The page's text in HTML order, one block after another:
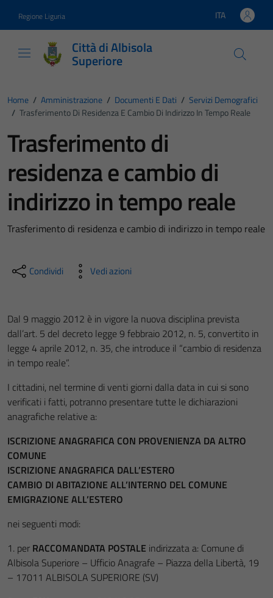
Regione Liguria Lingua attiva:
ITA
Città di Albisola
Superiore
Home / Amministrazione / Documenti E Dati / Servizi Demografici
/ Trasferimento Di Residenza E Cambio Di Indirizzo In Tempo Reale
Trasferimento di
residenza e cambio di
indirizzo in tempo reale
Trasferimento di residenza e cambio di indirizzo in tempo reale
Condividi Vedi azioni
Dal 9 maggio 2012 è in vigore la nuova disciplina prevista
dall’art. 5 del decreto legge 9 febbraio 2012, n. 5, convertito in
legge 4 aprile 2012, n. 35, che introduce il “cambio di residenza
in tempo reale”.
I cittadini, nel termine di venti giorni dalla data in cui si sono
verificati i fatti, potranno presentare tutte le dichiarazioni
anagrafiche relative a:
ISCRIZIONE ANAGRAFICA CON PROVENIENZA DA ALTRO
COMUNE
ISCRIZIONE ANAGRAFICA DALL’ESTERO
CAMBIO DI ABITAZIONE ALL’INTERNO DEL COMUNE
EMIGRAZIONE ALL’ESTERO
nei seguenti modi:
1. per RACCOMANDATA POSTALE indirizzata a: Comune di
Albisola Superiore – Ufficio Anagrafe – Piazza della Libertà, 19
– 17011 ALBISOLA SUPERIORE (SV)